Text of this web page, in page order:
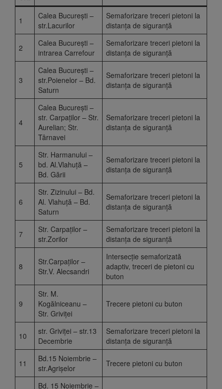
1
Calea București –
str.Lacurilor
Semaforizare treceri pietoni la
distanța de siguranță
2
Calea București –
intrarea Carrefour
Semaforizare treceri pietoni la
distanța de siguranță
3
Calea București –
str.Poienelor – Bd.
Saturn
Semaforizare treceri pietoni la
distanța de siguranță
4
Calea București –
str. Carpaților – Str.
Aurelian; Str.
Târnavei
Semaforizare treceri pietoni la
distanța de siguranță
5
Str. Harmanului –
bd. Al.Vlahuță –
Bd. Gării
Semaforizare treceri pietoni la
distanța de siguranță
6
Str. Zizinului – Bd.
Al. Vlahuță – Bd.
Saturn
Semaforizare treceri pietoni la
distanța de siguranță
7
Str. Carpaților –
str.Zorilor
Semaforizare treceri pietoni la
distanța de siguranță
8
Str.Carpaților –
Str.V. Alecsandri
Intersecție semaforizată
adaptiv, treceri de pietoni cu
buton
9
Str. M.
Kogălniceanu –
Str. Griviței
Trecere pietoni cu buton
10
str. Griviței – str.13
Decembrie
Semaforizare treceri pietoni la
distanța de siguranță
11
Bd.15 Noiembrie –
str.Agrișelor
Trecere pietoni cu buton
Bd. 15 Noiembrie –